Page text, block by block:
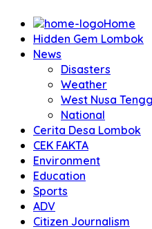
Home
Hidden Gem Lombok
News
Disasters
Weather
West Nusa
National
Cerita Desa Lombok
CEK FAKTA
Environment
Education
Sports
ADV
Citizen Journalism